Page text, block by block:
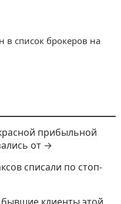
в список брокеров на
прибыльной
от →
списали по стоп-